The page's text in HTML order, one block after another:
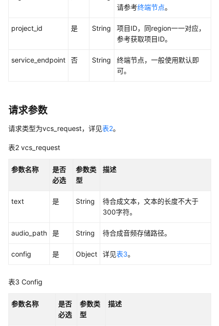
SDK
SDK（websocket）
AK/SK
证
准
SDK
Python
句
请参考终端节点。
project_id 是 String
项目ID，同region一一对应，
参考获取项目ID。
service_endpoint 否 String
终端节点，一般使用默认即
可。
请求参数
请求类型为vcs_request，详见表2。
表2 vcs_request
参数名称
是否
必选
参数类
型
描述
text 是 String
待合成文本，文本的长度不大于
300字符。
audio_path 是 String 待合成音频存储路径。
config 是 Object 详见表3。
表3 Config
参数名称
是否
必选
参数类
型
描述